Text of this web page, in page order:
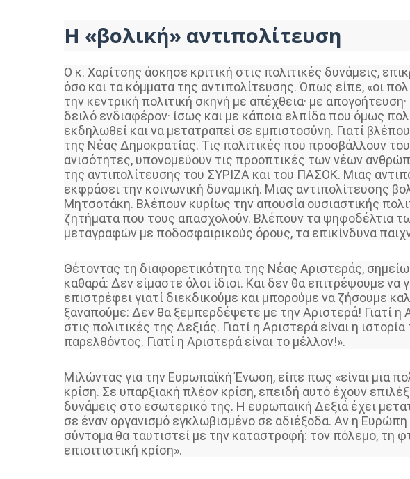
Η «βολική» αντιπολίτευση
Ο κ. Χαρίτσης άσκησε κριτική στις πολιτικές δυνάμεις,
όσο και τα κόμματα της αντιπολίτευσης. Όπως είπε, «οι
την κεντρική πολιτική σκηνή με απέχθεια· με
δειλό ενδιαφέρον· ίσως και με κάποια ελπίδα που όμως
εκδηλωθεί και να μετατραπεί σε εμπιστοσύνη. Γιατί
της Νέας Δημοκρατίας. Τις πολιτικές που προσβάλλουν
ανισότητες, υπονομεύουν τις προοπτικές των νέων
της αντιπολίτευσης του ΣΥΡΙΖΑ και του ΠΑΣΟΚ. Μιας
εκφράσει την κοινωνική δυναμική. Μιας αντιπολίτευσης
Μητσοτάκη. Βλέπουν κυρίως την απουσία ουσιαστικής
ζητήματα που τους απασχολούν. Βλέπουν τα ψηφοδέλτια
μεταγραφών με ποδοσφαιρικούς όρους, τα επικίνδυνα
Θέτοντας τη διαφορετικότητα της Νέας Αριστεράς,
καθαρά: Δεν είμαστε όλοι ίδιοι. Και δεν θα επιτρέψουμε να
επιστρέφει γιατί διεκδικούμε και μπορούμε να ζήσουμε
ξαναπούμε: Δεν θα ξεμπερδέψετε με την Αριστερά! Γιατί η
στις πολιτικές της Δεξιάς. Γιατί η Αριστερά είναι η
παρελθόντος. Γιατί η Αριστερά είναι το μέλλον!».
Μιλώντας για την Ευρωπαϊκή Ένωση, είπε πως «είναι μια
κρίση. Σε υπαρξιακή πλέον κρίση, επειδή αυτό έχουν
δυνάμεις στο εσωτερικό της. Η ευρωπαϊκή Δεξιά έχει
σε έναν οργανισμό εγκλωβισμένο σε αδιέξοδα. Αν η Ευρώπη
σύντομα θα ταυτιστεί με την καταστροφή: τον πόλεμο, τη
επισιτιστική κρίση».